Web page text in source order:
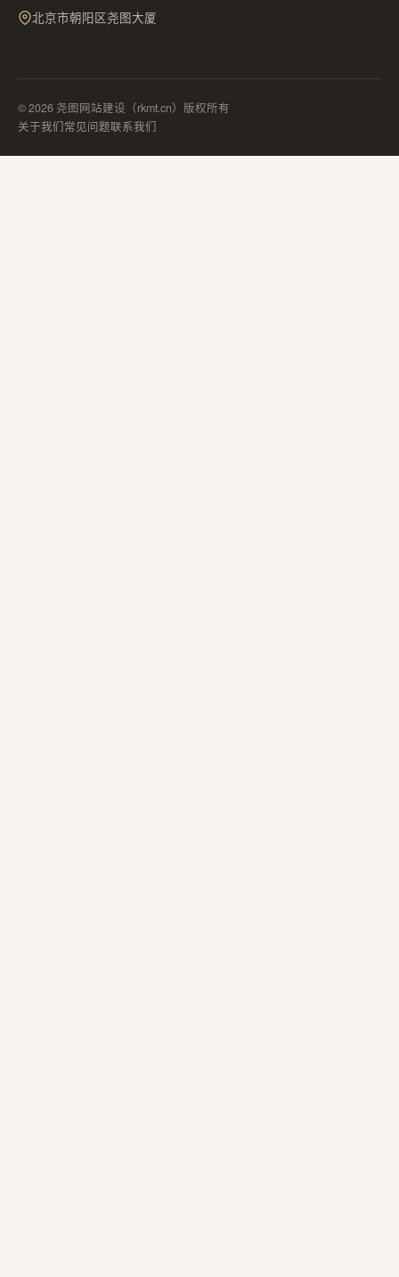
北京市朝阳区尧图大厦
© 2026 尧图网站建设（rkmt.cn）版权所有
关于我们常见问题联系我们